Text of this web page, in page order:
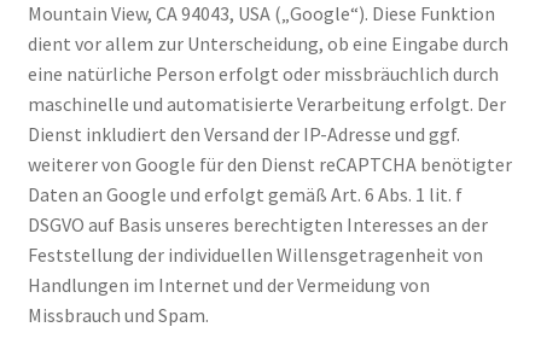
Mountain View, CA 94043, USA („Google“). Diese Funktion
dient vor allem zur Unterscheidung, ob eine Eingabe durch
eine natürliche Person erfolgt oder missbräuchlich durch
maschinelle und automatisierte Verarbeitung erfolgt. Der
Dienst inkludiert den Versand der IP-Adresse und ggf.
weiterer von Google für den Dienst reCAPTCHA benötigter
Daten an Google und erfolgt gemäß Art. 6 Abs. 1 lit. f
DSGVO auf Basis unseres berechtigten Interesses an der
Feststellung der individuellen Willensgetragenheit von
Handlungen im Internet und der Vermeidung von
Missbrauch und Spam.